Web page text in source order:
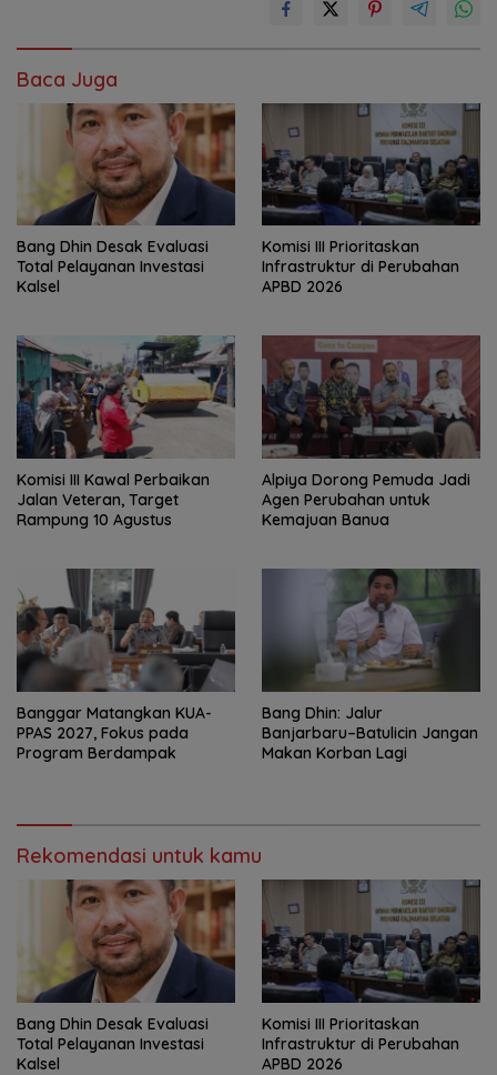
Baca Juga
‎Bang Dhin Desak Evaluasi
Total Pelayanan Investasi
Kalsel
‎Komisi III Prioritaskan
Infrastruktur di Perubahan
APBD 2026
Komisi III Kawal Perbaikan
Jalan Veteran, Target
Rampung 10 Agustus
‎Alpiya Dorong Pemuda Jadi
Agen Perubahan untuk
Kemajuan Banua ‎
‎Banggar Matangkan KUA-
PPAS 2027, Fokus pada
Program Berdampak
Bang Dhin: Jalur
Banjarbaru–Batulicin Jangan
Makan Korban Lagi
Rekomendasi untuk kamu
‎Bang Dhin Desak Evaluasi
Total Pelayanan Investasi
Kalsel
‎Komisi III Prioritaskan
Infrastruktur di Perubahan
APBD 2026